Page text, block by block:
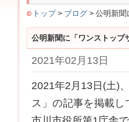
トップ> ブログ > 公明新
公明新聞に「ワンストップ
2021年02月13日
2021年2月13日(土)
ス」の記事を掲載し